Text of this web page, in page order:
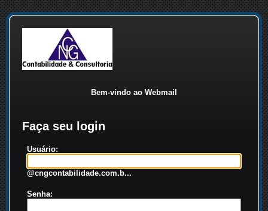
Bem-vindo ao Webmail
Faça seu login
Usuário:
@cngcontabilidade.com.b...
Senha: